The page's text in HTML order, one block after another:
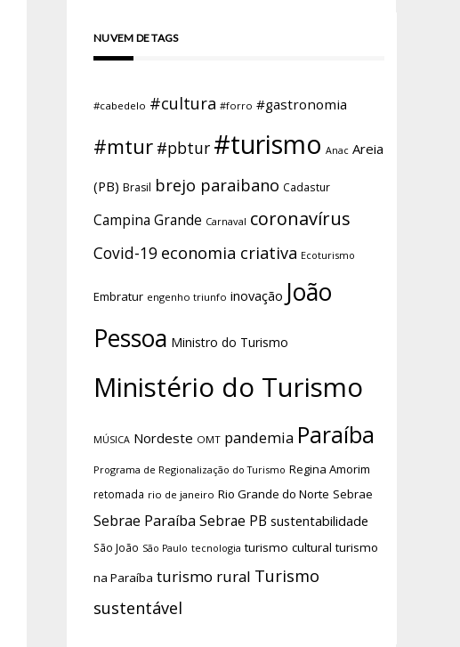
NUVEM DE TAGS
#cabedelo #cultura #forro #gastronomia
#mtur #pbtur #turismo Anac Areia
(PB) Brasil brejo paraibano Cadastur
Campina Grande Carnaval coronavírus
Covid-19 economia criativa Ecoturismo
Embratur engenho triunfo inovação João
Pessoa Ministro do Turismo
Ministério do Turismo
MÚSICA Nordeste OMT pandemia Paraíba
Programa de Regionalização do Turismo Regina Amorim
retomada rio de janeiro Rio Grande do Norte Sebrae
Sebrae Paraíba Sebrae PB sustentabilidade
São João São Paulo tecnologia turismo cultural turismo
na Paraíba turismo rural Turismo
sustentável